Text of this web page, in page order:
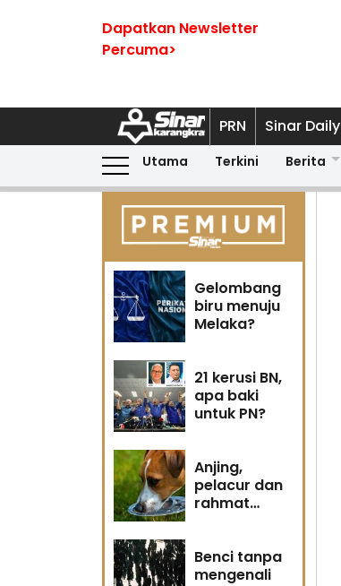
Dapatkan Newsletter
Percuma>
PRN Sinar Daily
Utama Terkini Berita
Gelombang
biru menuju
Melaka?
21 kerusi BN,
apa baki
untuk PN?
Anjing,
pelacur dan
rahmat
Benci tanpa
mengenali